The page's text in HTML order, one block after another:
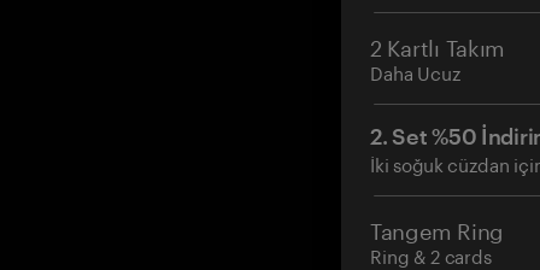
2 Kartlı Takım
Daha Ucuz
2. Set %50
İki soğuk cüzdan
Tangem Ring
Ring & 2 cards